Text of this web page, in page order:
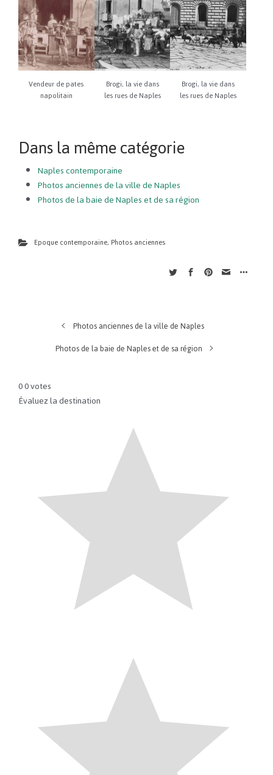
Vendeur de pates
napolitain
Brogi, la vie dans
les rues de Naples
Brogi, la vie dans
les rues de Naples
Dans la même catégorie
Naples contemporaine
Photos anciennes de la ville de Naples
Photos de la baie de Naples et de sa région
Epoque contemporaine, Photos anciennes
Photos anciennes de la ville de Naples
Photos de la baie de Naples et de sa région
00votes
Évaluez la destination